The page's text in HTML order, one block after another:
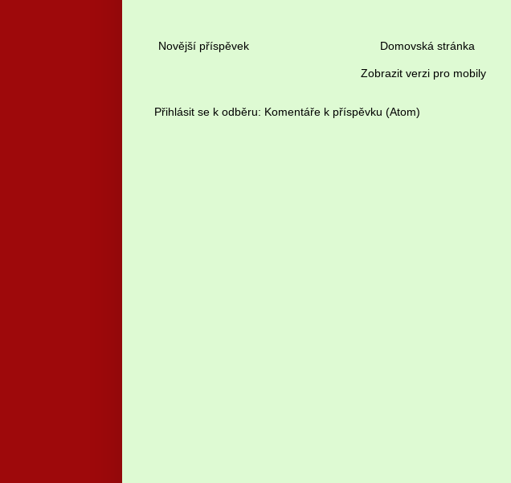
Novější příspěvek Domovská stránka
Zobrazit verzi pro mobily
Přihlásit se k odběru: Komentáře k příspěvku (Atom)